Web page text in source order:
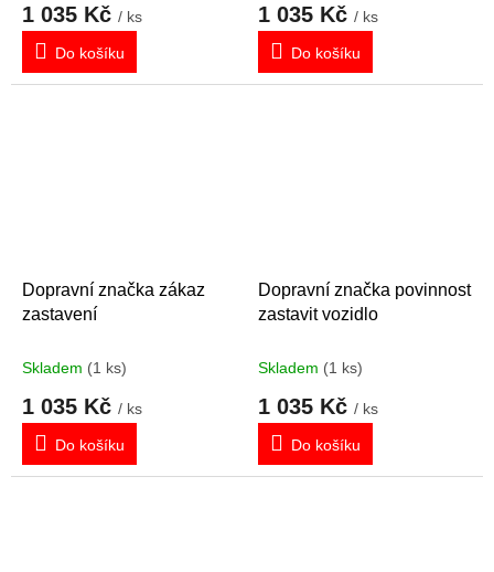
1 035 Kč / ks
Do košíku
1 035 Kč / ks
Do košíku
Dopravní značka zákaz
zastavení
Skladem (1 ks)
1 035 Kč / ks
Do košíku
Dopravní značka povinnost
zastavit vozidlo
Skladem (1 ks)
1 035 Kč / ks
Do košíku